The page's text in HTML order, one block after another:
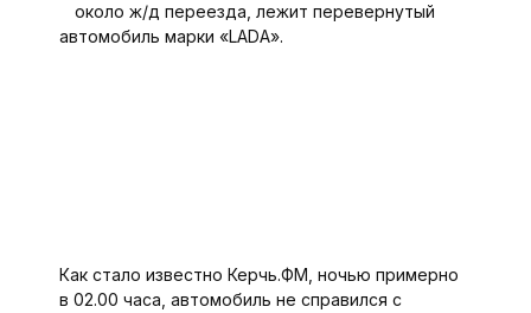
около ж/д переезда, лежит перевернутый
автомобиль марки «LADA».
Как стало известно Керчь.ФМ, ночью примерно
в 02.00 часа, автомобиль не справился с